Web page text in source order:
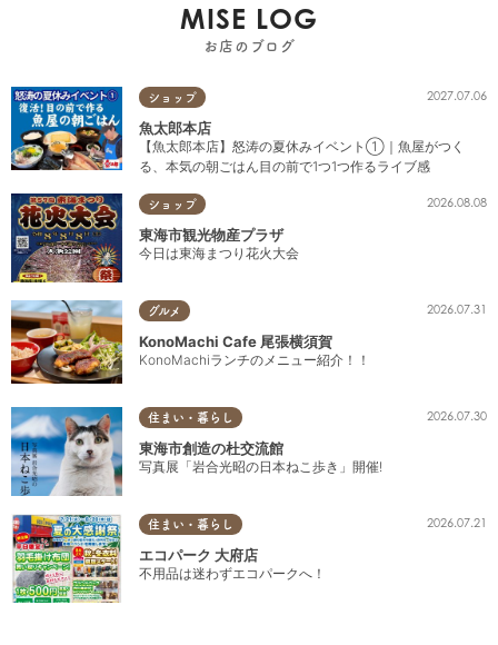
MISE LOG
お店のブログ
ショップ 2027.07.06
魚太郎本店
【魚太郎本店】怒涛の夏休みイベント①｜魚屋がつく
る、本気の朝ごはん目の前で1つ1つ作るライブ感
ショップ 2026.08.08
東海市観光物産プラザ
今日は東海まつり花火大会
グルメ 2026.07.31
KonoMachi Cafe 尾張横須賀
KonoMachiランチのメニュー紹介！！
住まい・暮らし 2026.07.30
東海市創造の杜交流館
写真展「岩合光昭の日本ねこ歩き」開催!
住まい・暮らし 2026.07.21
エコパーク 大府店
不用品は迷わずエコパークへ！